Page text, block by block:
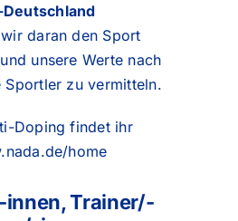
daran den Sport
unsere Werte nach
Sportler zu vermitteln.
Doping findet ihr
home
innen, Trainer/-